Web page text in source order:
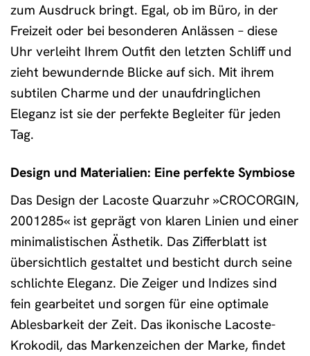
zum Ausdruck bringt. Egal, ob im Büro, in der
Freizeit oder bei besonderen Anlässen – diese
Uhr verleiht Ihrem Outfit den letzten Schliff und
zieht bewundernde Blicke auf sich. Mit ihrem
subtilen Charme und der unaufdringlichen
Eleganz ist sie der perfekte Begleiter für jeden
Tag.
Design und Materialien: Eine perfekte Symbiose
Das Design der Lacoste Quarzuhr »CROCORGIN,
2001285« ist geprägt von klaren Linien und einer
minimalistischen Ästhetik. Das Zifferblatt ist
übersichtlich gestaltet und besticht durch seine
schlichte Eleganz. Die Zeiger und Indizes sind
fein gearbeitet und sorgen für eine optimale
Ablesbarkeit der Zeit. Das ikonische Lacoste-
Krokodil, das Markenzeichen der Marke, findet